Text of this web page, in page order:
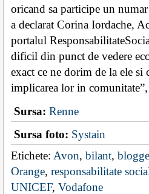
oricand sa participe un
a declarat Corina Iordache,
portalul
dificil din punct de vedere
exact ce ne dorim de la ele si
implicarea lor in
Sursa: Renne
Sursa foto: Systain
Etichete: Avon, bilant,
Orange, responsabilitate
UNICEF, Vodafone